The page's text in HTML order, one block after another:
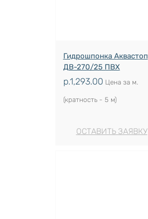
Гидрошпонка Аквастоп
ДВ-270/25 ПВХ
р.1,293.00 Цена за м.
(кратность - 5 м)
ОСТАВИТЬ ЗАЯВКУ